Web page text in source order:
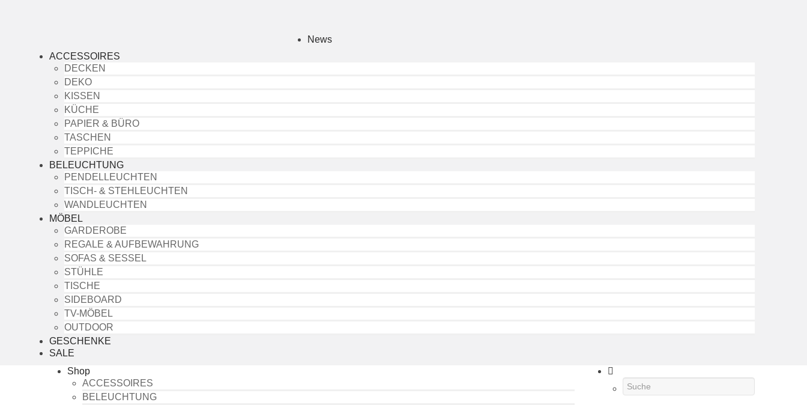
News
ACCESSOIRES
DECKEN
DEKO
KISSEN
KÜCHE
PAPIER & BÜRO
TASCHEN
TEPPICHE
BELEUCHTUNG
PENDELLEUCHTEN
TISCH- & STEHLEUCHTEN
WANDLEUCHTEN
MÖBEL
GARDEROBE
REGALE & AUFBEWAHRUNG
SOFAS & SESSEL
STÜHLE
TISCHE
SIDEBOARD
TV-MÖBEL
OUTDOOR
GESCHENKE
SALE
Shop
ACCESSOIRES
BELEUCHTUNG